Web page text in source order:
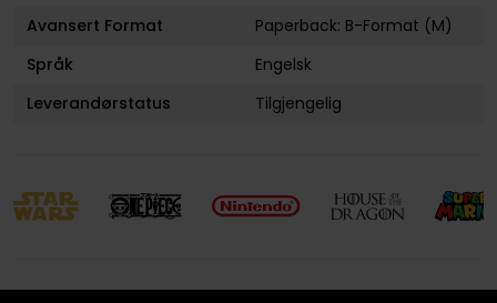
Avansert Format
Paperback: B-Format (M)
Språk
Engelsk
Leverandørstatus
Tilgjengelig